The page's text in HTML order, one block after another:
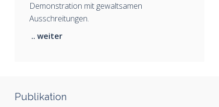
Demonstration mit gewaltsamen
Ausschreitungen.
.. weiter
Publikation